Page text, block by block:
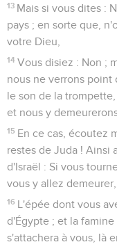
13 Mais si vous dites :
pays ; en sorte que,
votre Dieu,
14 Vous disiez : Non ;
nous ne verrons point
le son de la
et nous y
15 En ce cas, écoutez
restes de Juda ! Ainsi
d'Israël : Si vous
vous y allez demeurer,
16 L'épée dont vous
d'Égypte ; et la
s'attachera à vous, là